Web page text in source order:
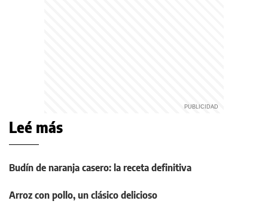
Leé más
Budín de naranja casero: la receta definitiva
Arroz con pollo, un clásico delicioso